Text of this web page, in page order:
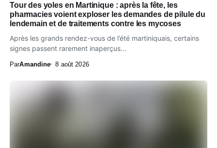
Tour des yoles en Martinique : après la fête, les
pharmacies voient exploser les demandes de pilule du
lendemain et de traitements contre les mycoses
Après les grands rendez-vous de l’été martiniquais, certains
signes passent rarement inaperçus...
ParAmandine 8 août 2026